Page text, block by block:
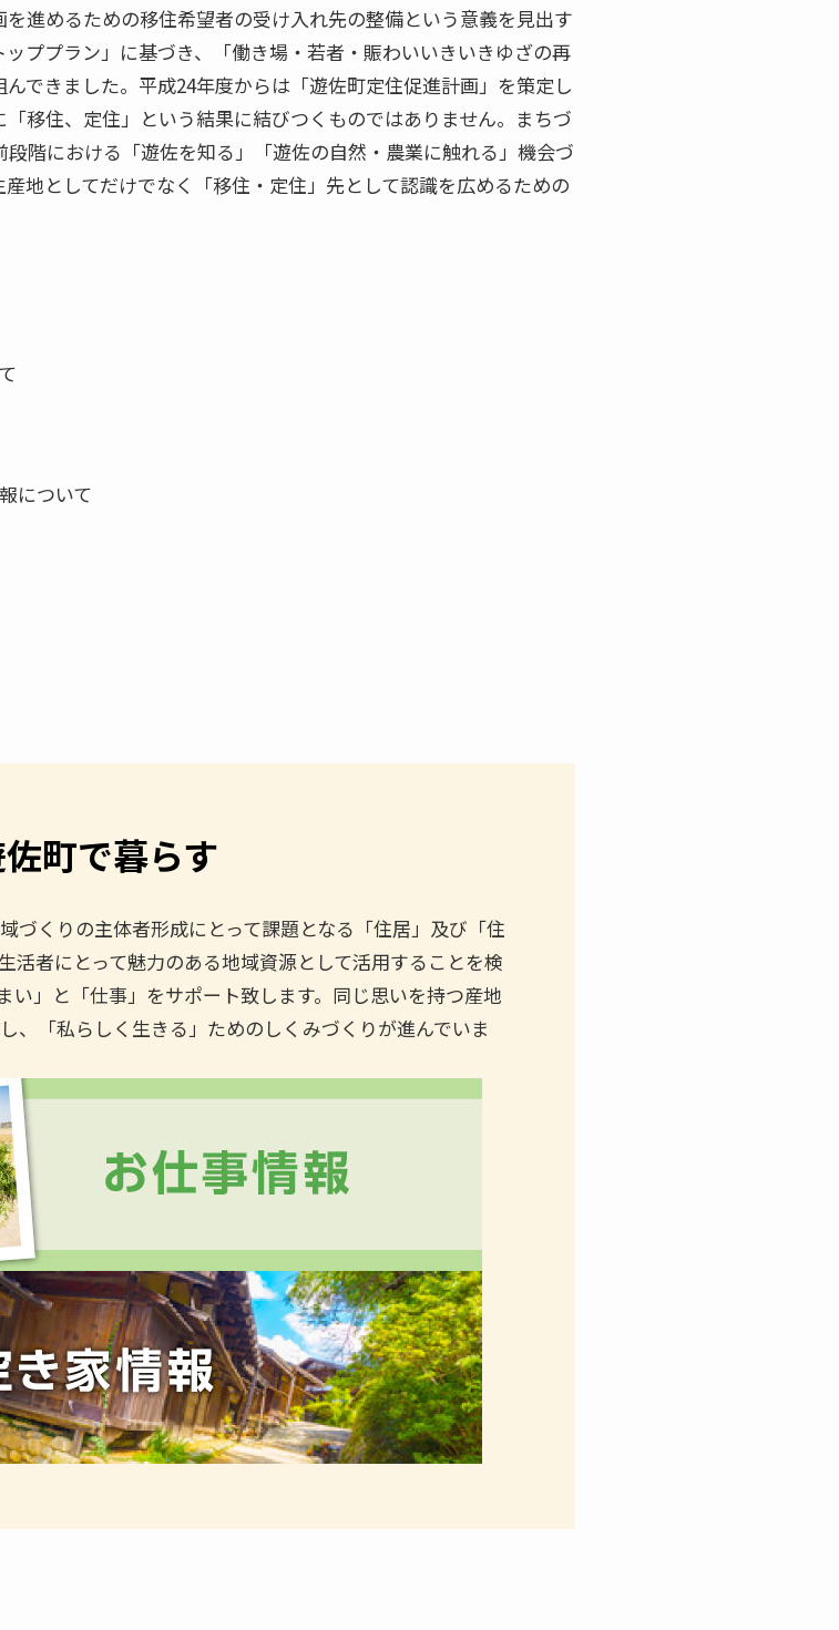
進めるための移住希望者の受け入れ先の整備という意義を見出す
ププラン」に基づき、「働き場・若者・賑わいいきいきゆざの再
できました。平成24年度からは「遊佐町定住促進計画」を策定し
移住、定住」という結果に結びつくものではありません。まちづ
階における「遊佐を知る」「遊佐の自然・農業に触れる」機会づ
地としてだけでなく「移住・定住」先として認識を広めるための
について
町で暮らす
づくりの主体者形成にとって課題となる「住居」及び「住
活者にとって魅力のある地域資源として活用することを検
い」と「仕事」をサポート致します。同じ思いを持つ産地
、「私らしく生きる」ためのしくみづくりが進んでいま